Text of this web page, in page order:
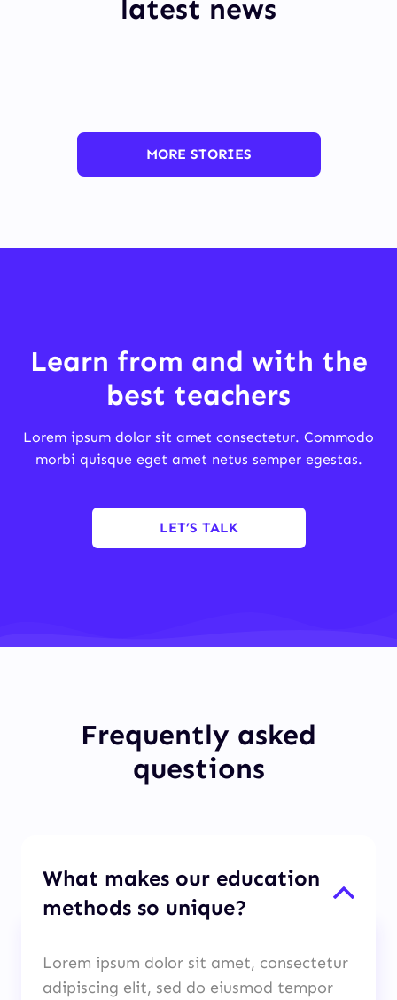
latest news
MORE STORIES
Learn from and with the
best teachers
Lorem ipsum dolor sit amet consectetur. Commodo
morbi quisque eget amet netus semper egestas.
LET’S TALK
Frequently asked
questions
What makes our education
methods so unique?
Lorem ipsum dolor sit amet, consectetur
adipiscing elit, sed do eiusmod tempor